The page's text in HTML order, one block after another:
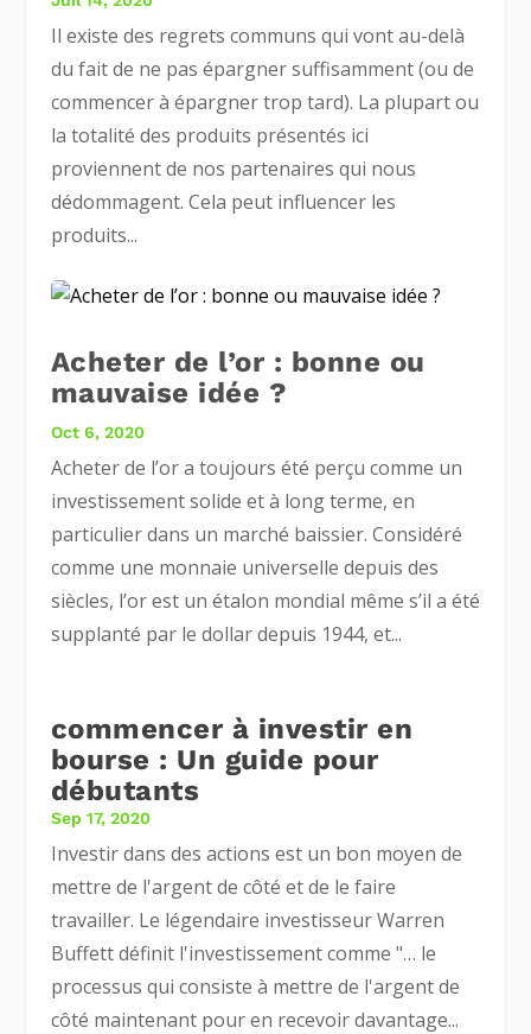
Il existe des regrets communs qui vont au-delà
du fait de ne pas épargner suffisamment (ou de
commencer à épargner trop tard). La plupart ou
la totalité des produits présentés ici
proviennent de nos partenaires qui nous
dédommagent. Cela peut influencer les
produits...
Acheter de l’or : bonne ou
mauvaise idée ?
Oct 6, 2020
Acheter de l’or a toujours été perçu comme un
investissement solide et à long terme, en
particulier dans un marché baissier. Considéré
comme une monnaie universelle depuis des
siècles, l’or est un étalon mondial même s’il a été
supplanté par le dollar depuis 1944, et...
commencer à investir en
bourse : Un guide pour
débutants
Sep 17, 2020
Investir dans des actions est un bon moyen de
mettre de l'argent de côté et de le faire
travailler. Le légendaire investisseur Warren
Buffett définit l'investissement comme "… le
processus qui consiste à mettre de l'argent de
côté maintenant pour en recevoir davantage...